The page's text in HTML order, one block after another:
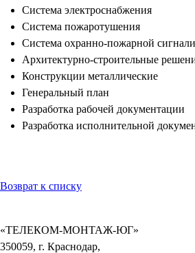
Система электроснабжения
Система пожаротушения
Система охранно-пожарной
Архитектурно-строительные
Конструкции металлические
Генеральный план
Разработка рабочей документации
Разработка исполнительной
Возврат к списку
«ТЕЛЕКОМ-МОНТАЖ-ЮГ»
350059, г. Краснодар,